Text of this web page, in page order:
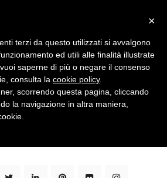
travel blog: community #1 in
×
terzi da questo utilizzati si avvalgono
ed utili alle finalità illustrate
saperne di più o negare il consenso
consulta la cookie policy.
scorrendo questa pagina, cliccando
la navigazione in altra maniera,